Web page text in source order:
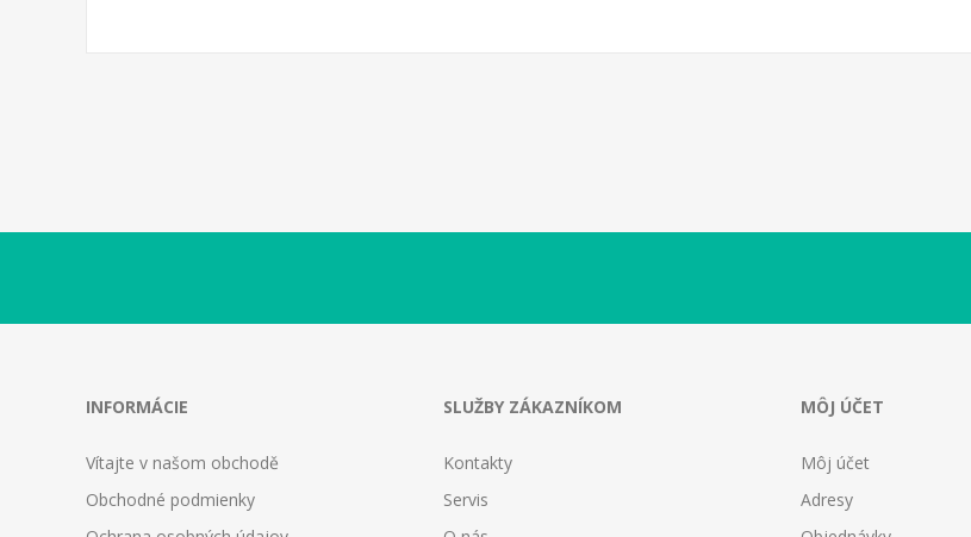
INFORMÁCIE
Vítajte v našom obchodě
Obchodné podmienky
SLUŽBY ZÁKAZNÍKOM
Kontakty
Servis
MÔJ ÚČET
Môj účet
Adresy